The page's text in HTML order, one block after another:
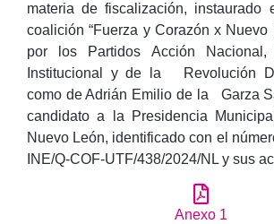
materia de fiscalización, instaurado
coalición “Fuerza y Corazón x Nuevo
por los Partidos Acción Nacional,
Institucional y de la Revolución
como de Adrián Emilio de la Garza
candidato a la Presidencia
Nuevo León, identificado con el
INE/Q-COF-UTF/438/2024/NL y sus
Anexo 1